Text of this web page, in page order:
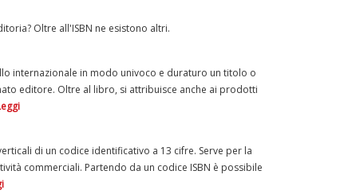
Oltre all'ISBN ne esistono altri.
internazionale in modo univoco e duraturo un titolo o
editore. Oltre al libro, si attribuisce anche ai prodotti
di un codice identificativo a 13 cifre. Serve per la
commerciali. Partendo da un codice ISBN è possibile